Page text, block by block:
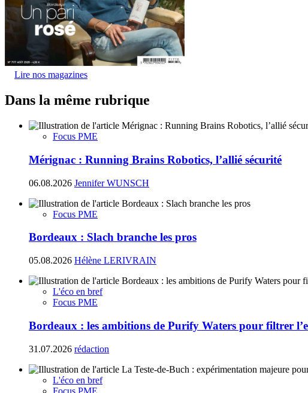
Lire nos magazines
Dans la même rubrique
Focus PME
Mérignac : Running Brains Robotics, l’allié sécurité
06.08.2026 Jennifer WUNSCH
Focus PME
Bordeaux : Slach branche les pros
05.08.2026 Hélène LERIVRAIN
L'éco en bref
Focus PME
Bordeaux : les ambitions de Purify Waters pour filtrer
31.07.2026 rédaction
L'éco en bref
Focus PME